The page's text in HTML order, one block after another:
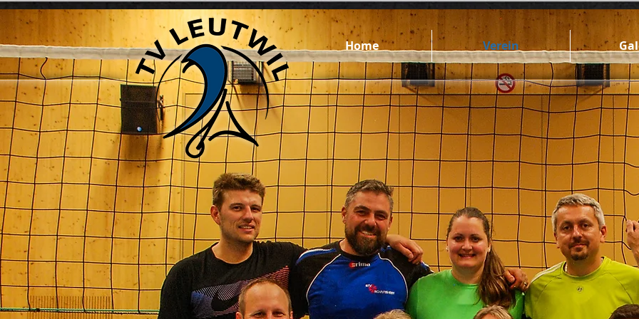
Home Verein